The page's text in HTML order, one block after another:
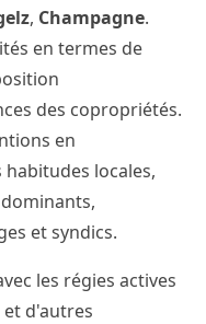
, Champagne.
en termes de
des copropriétés.
en
locales,
et syndics.
les régies actives
et d'autres